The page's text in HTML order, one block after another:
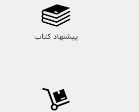
پیشنهاد کتاب